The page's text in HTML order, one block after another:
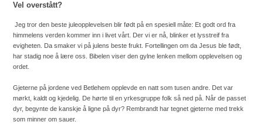
Vel overstått?
Jeg tror den beste juleopplevelsen blir født på en spesiell måte: Et godt ord fra
himmelens verden kommer inn i livet vårt. Der vi er nå, blinker et lysstreif fra
evigheten. Da smaker vi på julens beste frukt. Fortellingen om da Jesus ble født,
har stadig noe å lære oss. Bibelen viser den gylne lenken mellom opplevelsen og
ordet.
Gjeterne på jordene ved Betlehem opplevde en natt som tusen andre. Det var
mørkt, kaldt og kjedelig. De hørte til en yrkesgruppe folk så ned på. Når de passet
dyr, begynte de kanskje å ligne på dyr? Rembrandt har tegnet gjeterne med trekk
som minner om sauer.